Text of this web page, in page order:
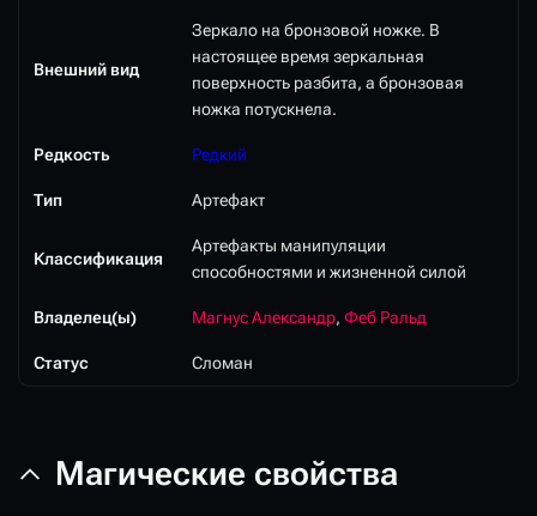
Внешний вид
Зеркало на бронзовой ножке. В
настоящее время зеркальная
поверхность разбита, а бронзовая
ножка потускнела.
Редкость Редкий
Тип Артефакт
Классификация
Артефакты манипуляции
способностями и жизненной силой
Владелец(ы) Магнус Александр, Феб Ральд
Статус Сломан
Магические свойства